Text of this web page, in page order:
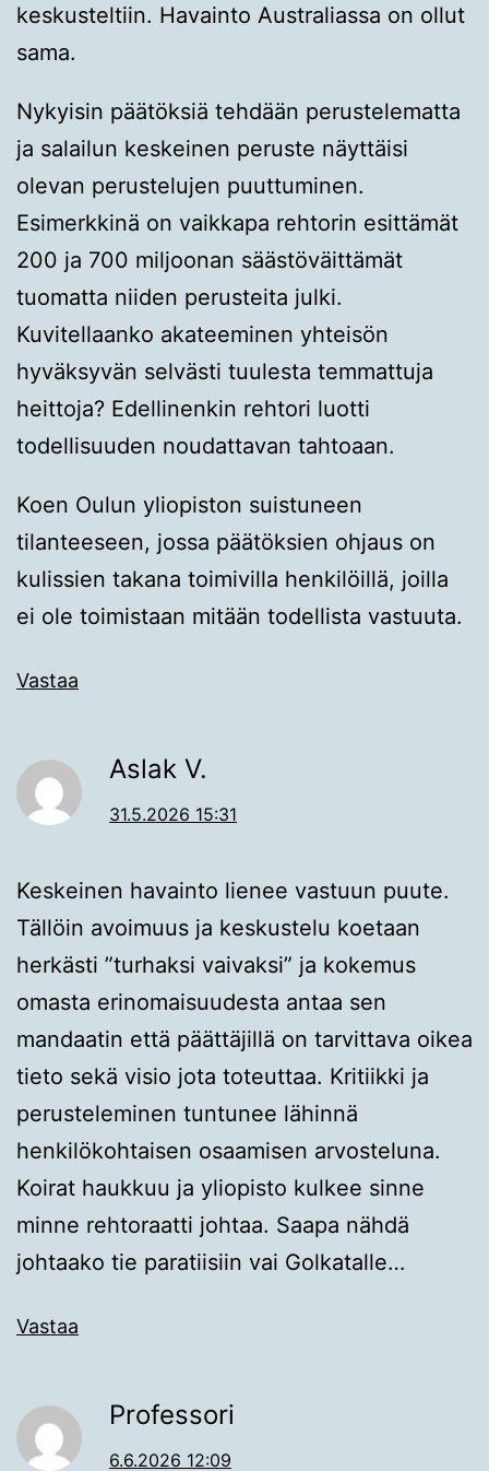
keskusteltiin. Havainto Australiassa on ollut
sama.
Nykyisin päätöksiä tehdään perustelematta
ja salailun keskeinen peruste näyttäisi
olevan perustelujen puuttuminen.
Esimerkkinä on vaikkapa rehtorin esittämät
200 ja 700 miljoonan säästöväittämät
tuomatta niiden perusteita julki.
Kuvitellaanko akateeminen yhteisön
hyväksyvän selvästi tuulesta temmattuja
heittoja? Edellinenkin rehtori luotti
todellisuuden noudattavan tahtoaan.
Koen Oulun yliopiston suistuneen
tilanteeseen, jossa päätöksien ohjaus on
kulissien takana toimivilla henkilöillä, joilla
ei ole toimistaan mitään todellista vastuuta.
Vastaa
Aslak V.
31.5.2026 15:31
Keskeinen havainto lienee vastuun puute.
Tällöin avoimuus ja keskustelu koetaan
herkästi ”turhaksi vaivaksi” ja kokemus
omasta erinomaisuudesta antaa sen
mandaatin että päättäjillä on tarvittava oikea
tieto sekä visio jota toteuttaa. Kritiikki ja
perusteleminen tuntunee lähinnä
henkilökohtaisen osaamisen arvosteluna.
Koirat haukkuu ja yliopisto kulkee sinne
minne rehtoraatti johtaa. Saapa nähdä
johtaako tie paratiisiin vai Golkatalle…
Vastaa
Professori
6.6.2026 12:09